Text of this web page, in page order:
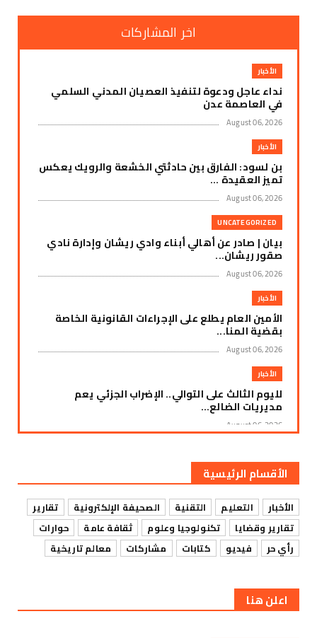
اخر المشاركات
الأخبار
نداء عاجل ودعوة لتنفيذ العصيان المدني السلمي
في العاصمة عدن
August 06, 2026
الأخبار
بن لسود: الفارق بين حادثتي الخشعة والرويك يعكس
تميز العقيدة ...
August 06, 2026
UNCATEGORIZED
بيان | صادر عن أهالي أبناء وادي ريشان وإدارة نادي
صقور ريشان...
August 06, 2026
الأخبار
الأمين العام يطلع على الإجراءات القانونية الخاصة
بقضية المنا...
August 06, 2026
الأخبار
لليوم الثالث على التوالي.. الإضراب الجزئي يعم
مديريات الضالع...
August 06, 2026
زنجبار: استمرار العصيان المدني لليوم الثالث على
التوالي وسط ...
August 06, 2026
الأخبار
إضراب جزئي يشل حركة التجارة في سوق الرباط
بمديرية يافع رصد ا...
الأخبار
الأقسام الرئيسية
الأخبار التعليم التقنية الصحيفة الإلكترونية
تقارير
تقارير وقضايا
تكنولوجيا وعلوم ثقافة عامة
حوارات
رأي حر
فيديو كتابات مشاركات معالم تاريخية
اعلن هنا